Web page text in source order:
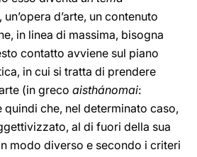
, un’opera d’arte, un contenuto
in linea di massima, bisogna
contatto avviene sul piano
in cui si tratta di prendere
(in greco aisthánomai:
quindi che, nel determinato caso,
al di fuori della sua
modo diverso e secondo i criteri